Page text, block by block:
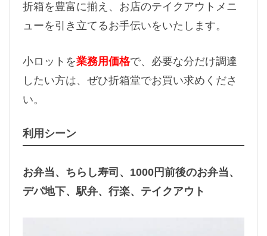
折箱を豊富に揃え、お店のテイクアウトメニ
ューを引き立てるお手伝いをいたします。
小ロットを業務用価格で、必要な分だけ調達
したい方は、ぜひ折箱堂でお買い求めくださ
い。
利用シーン
お弁当、ちらし寿司、1000円前後のお弁当、
デパ地下、駅弁、行楽、テイクアウト